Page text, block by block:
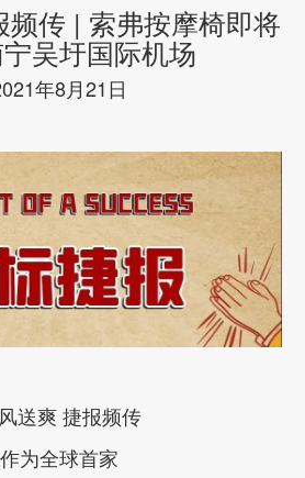
传 | 索弗按摩椅即将
吴圩国际机场
年8月21日
送爽 捷报频传
作为全球首家